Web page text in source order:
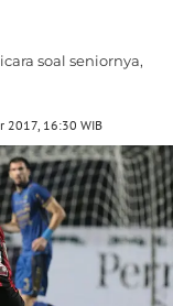
soal seniornya,
2017, 16:30 WIB